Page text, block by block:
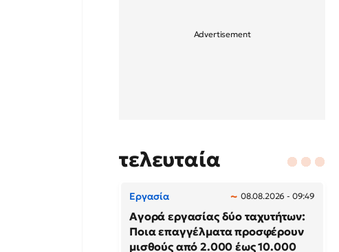
τελευταία
Εργασία 08.08.2026 - 09:49
Αγορά εργασίας δύο ταχυτήτων:
Ποια επαγγέλματα προσφέρουν
μισθούς από 2.000 έως 10.000